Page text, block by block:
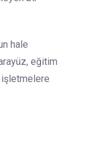
hale
eğitim
işletmelere